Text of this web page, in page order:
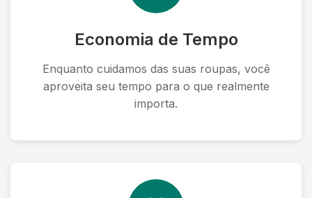
Economia de Tempo
Enquanto cuidamos das suas roupas, você
aproveita seu tempo para o que realmente
importa.